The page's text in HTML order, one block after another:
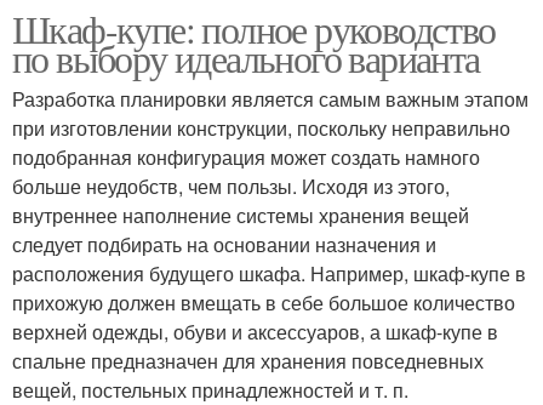
Шкаф-купе: полное руководство
по выбору идеального варианта
Разработка планировки является самым важным этапом
при изготовлении конструкции, поскольку неправильно
подобранная конфигурация может создать намного
больше неудобств, чем пользы. Исходя из этого,
внутреннее наполнение системы хранения вещей
следует подбирать на основании назначения и
расположения будущего шкафа. Например, шкаф-купе в
прихожую должен вмещать в себе большое количество
верхней одежды, обуви и аксессуаров, а шкаф-купе в
спальне предназначен для хранения повседневных
вещей, постельных принадлежностей и т. п.